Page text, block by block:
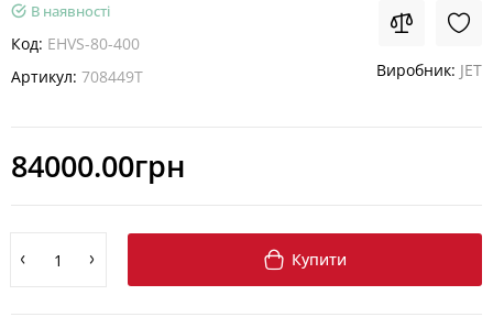
В наявності
Код: EHVS-80-400
Артикул: 708449T Виробник: JET
84000.00грн
Купити